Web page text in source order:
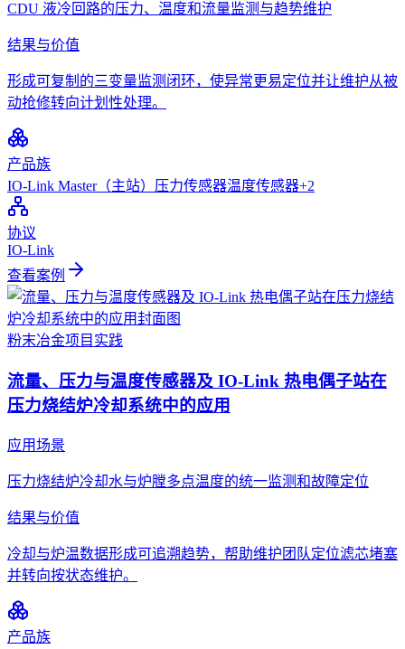
CDU 液冷回路的压力、温度和流量监测与趋势维护
结果与价值
形成可复制的三变量监测闭环，使异常更易定位并让维护从被
动抢修转向计划性处理。
产品族
IO-Link Master（主站） 压力传感器温度传感器+2
协议
IO-Link
查看案例
粉末冶金项目实践
流量、压力与温度传感器及 IO-Link 热电偶子站在
压力烧结炉冷却系统中的应用
应用场景
压力烧结炉冷却水与炉膛多点温度的统一监测和故障定位
结果与价值
冷却与炉温数据形成可追溯趋势，帮助维护团队定位滤芯堵塞
并转向按状态维护。
产品族